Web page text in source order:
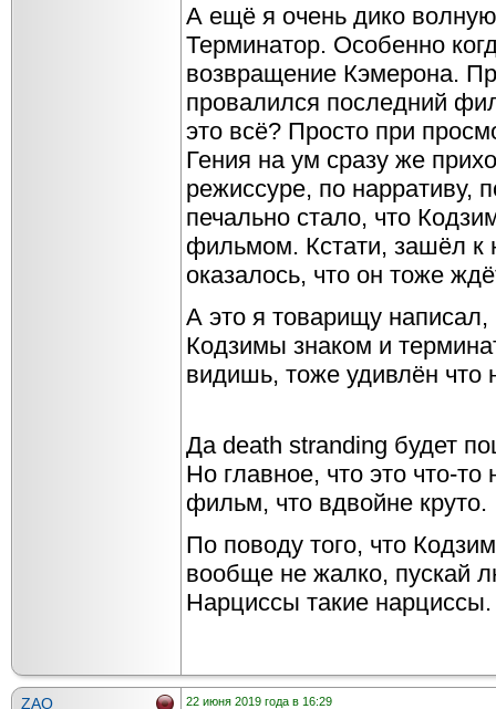
А ещё я очень дико
Терминатор. Особенно
возвращение Кэмерона.
провалился последний
это всё? Просто при
Гения на ум сразу же
режиссуре, по нарративу,
печально стало, что
фильмом. Кстати, зашёл к
оказалось, что он тоже
А это я товарищу
Кодзимы знаком и
видишь, тоже удивлён что
Да death stranding будет
Но главное, что это что-
фильм, что вдвойне круто.
По поводу того, что
вообще не жалко, пускай
Нарциссы такие нарциссы.
ZAO 22 июня 2019 года в 16:29